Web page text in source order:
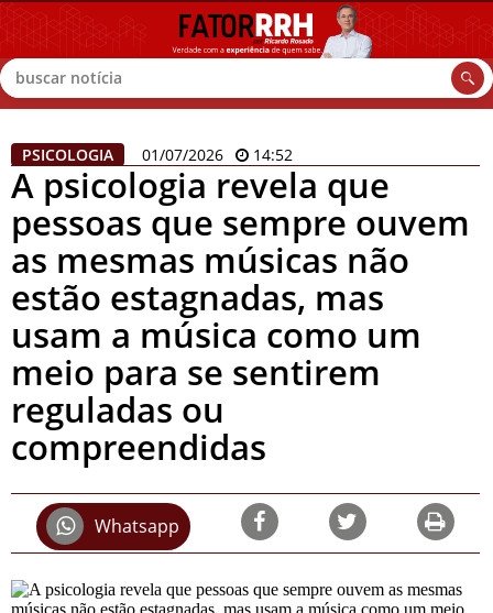
Buscar
PSICOLOGIA 01/07/2026 14:52
A psicologia revela que
pessoas que sempre ouvem
as mesmas músicas não
estão estagnadas, mas
usam a música como um
meio para se sentirem
reguladas ou
compreendidas
Whatsapp